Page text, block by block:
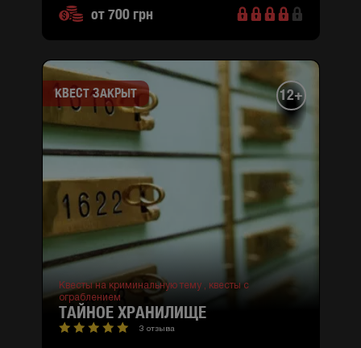
от 700 грн
КВЕСТ ЗАКРЫТ 12+
Квесты на криминальную тему ,
квесты с
ограблением
ТАЙНОЕ ХРАНИЛИЩЕ
3 отзыва